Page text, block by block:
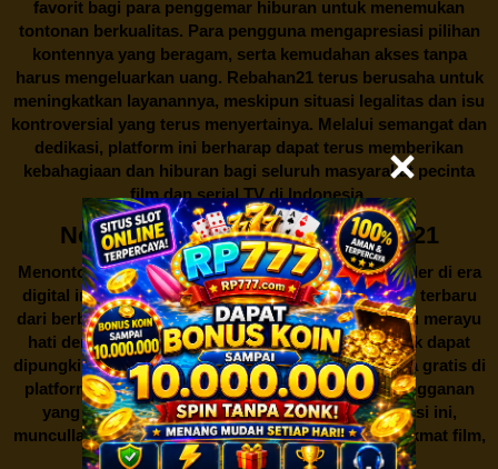
favorit bagi para penggemar hiburan untuk menemukan
tontonan berkualitas. Para pengguna mengapresiasi pilihan
kontennya yang beragam, serta kemudahan akses tanpa
harus mengeluarkan uang. Rebahan21terus berusaha untuk
meningkatkan layanannya, meskipun situasi legalitas dan isu
kontroversial yang terus menyertainya. Melalui semangat dan
dedikasi, platform ini berharap dapat terus memberikan
kebahagiaan dan hiburan bagi seluruh masyarakat pecinta
film dan serial TV di Indonesia.
Nonton Film Gratis di Rebahan21
Menonton film merupakan salah satu hiburan populer di era
digital ini. Banyak orang gemar menikmati film-film terbaru
dari berbagai genre untuk mengisi waktu luang atau merayu
hati dengan kisah yang mengharu biru. Namun, tak dapat
dipungkiri bahwa akses untuk menonton film secara gratis di
platform resmi seringkali memerlukan biaya berlangganan
yang tidak semua orang mampu. Di tengah situasi ini,
muncullah sebuah alternatif menarik bagi para penikmat film,
yaitu Rebahan21.